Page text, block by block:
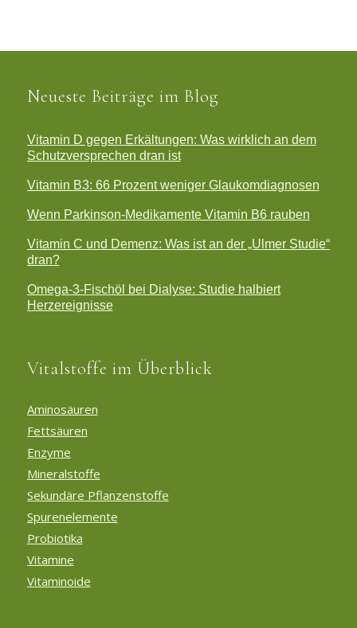
Neueste Beiträge im Blog
Vitamin D gegen Erkältungen: Was wirklich an dem
Schutzversprechen dran ist
Vitamin B3: 66 Prozent weniger Glaukomdiagnosen
Wenn Parkinson-Medikamente Vitamin B6 rauben
Vitamin C und Demenz: Was ist an der „Ulmer Studie“
dran?
Omega-3-Fischöl bei Dialyse: Studie halbiert
Herzereignisse
Vitalstoffe im Überblick
Aminosäuren
Fettsäuren
Enzyme
Mineralstoffe
Sekundäre Pflanzenstoffe
Spurenelemente
Probiotika
Vitamine
Vitaminoide